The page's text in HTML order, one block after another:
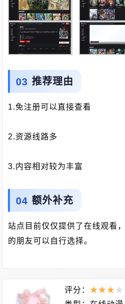
推荐理由
1.免注册可以直接查看
2.资源线路多
3.内容相对较为丰富
额外补充
站点目前仅仅提供了在线观看
的朋友可以自行选择。
评分： ★★★ ★